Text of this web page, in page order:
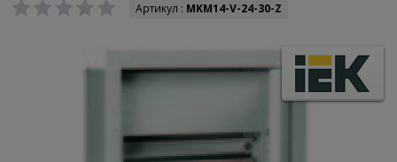
Артикул : MKM14-V-24-30-Z